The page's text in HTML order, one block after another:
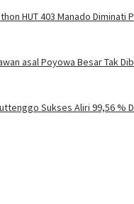
HUT 403 Manado Diminati
asal Poyowa Besar Tak
Sukses Aliri 99,56 %